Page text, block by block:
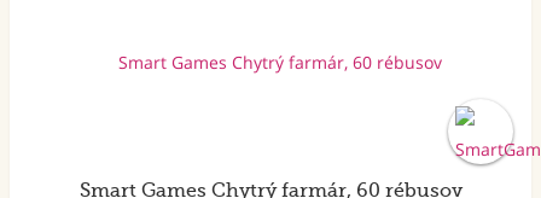
Smart Games Chytrý farmár, 60 rébusov